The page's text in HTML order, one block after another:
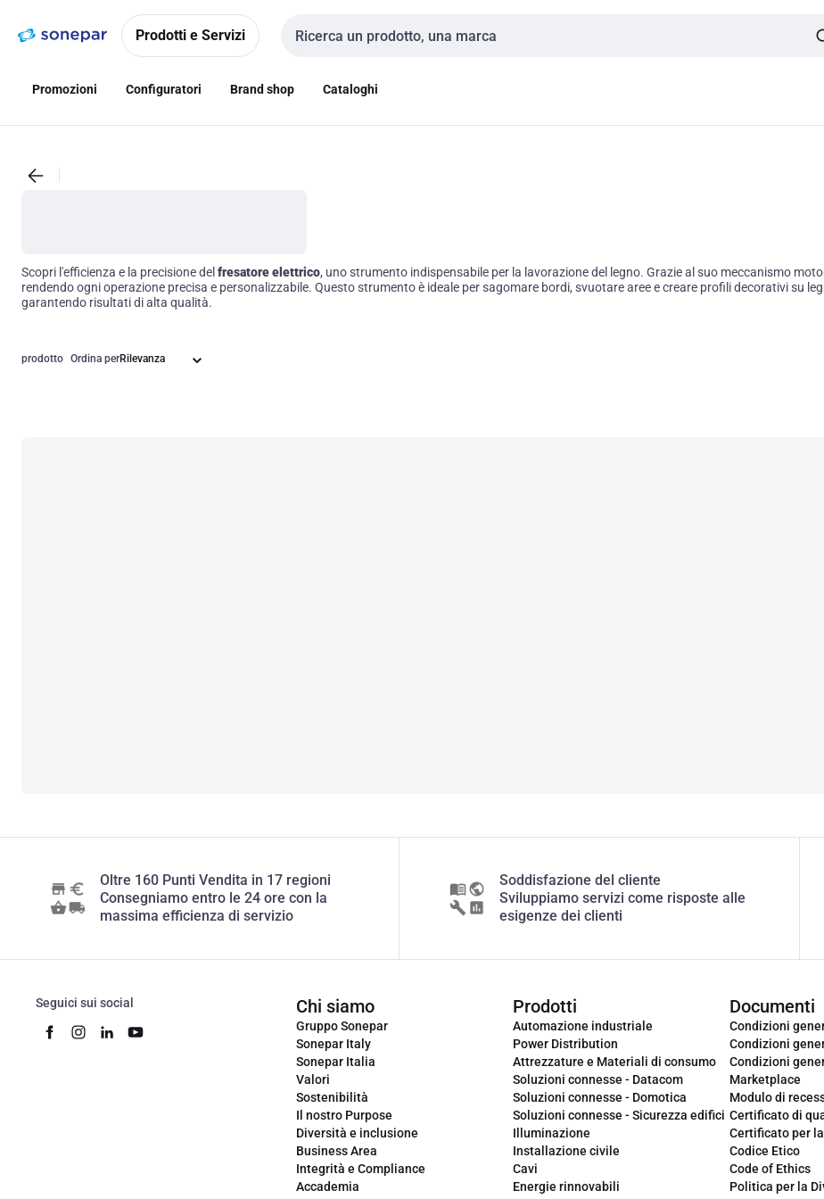
navigazionealla
Prodotti e Servizi
Cerca input
Promozioni Configuratori Brand shop Cataloghi
Scopri l'efficienza e la precisione del fresatore elettrico, uno strumento indispensabile per la lavorazione del legno. Grazie al suo meccanismo
rendendo ogni operazione precisa e personalizzabile. Questo strumento è ideale per sagomare bordi, svuotare aree e creare profili decorativi su
garantendo risultati di alta qualità.
prodotto Ordina per
Oltre 160 Punti Vendita in 17 regioni
Consegniamo entro le 24 ore con la
massima efficienza di servizio
Soddisfazione del cliente
Sviluppiamo servizi come risposte alle
esigenze dei clienti
Seguici sui social Chi siamo
Gruppo Sonepar
Sonepar Italy
Sonepar Italia
Valori
Sostenibilità
Il nostro Purpose
Diversità e inclusione
Business Area
Integrità e Compliance
Accademia
Prodotti
Automazione industriale
Power Distribution
Attrezzature e Materiali di consumo
Soluzioni connesse - Datacom
Soluzioni connesse - Domotica
Soluzioni connesse - Sicurezza edifici
Illuminazione
Installazione civile
Cavi
Energie rinnovabili
Documenti
Condizioni
Condizioni
Condizioni
Marketplace
Modulo di
Certificato di
Certificato per
Codice Etico
Code of Ethics
Politica per la